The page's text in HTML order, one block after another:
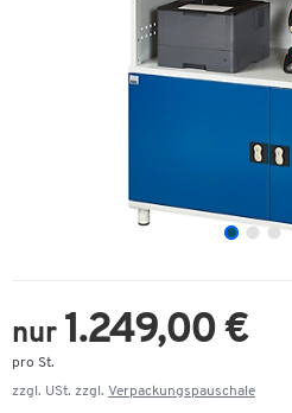
nur 1.249,00 €
pro St.
zzgl. USt. zzgl. Verpackungspauschale